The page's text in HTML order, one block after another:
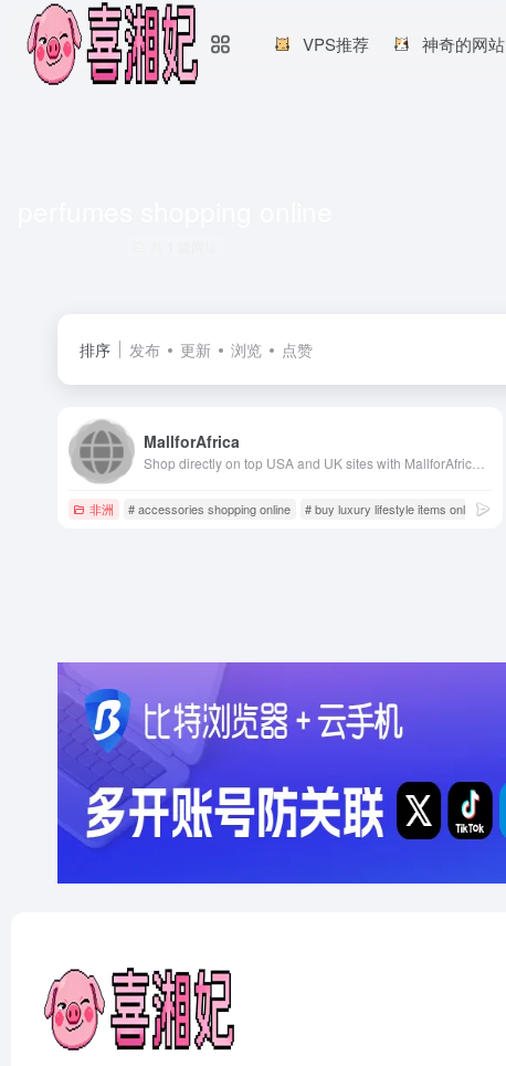
VPS推荐 神奇的网站
排序 发布 更新 浏览 点赞
MallforAfrica
非洲 # accessories shopping online # buy luxury lifestyle items online